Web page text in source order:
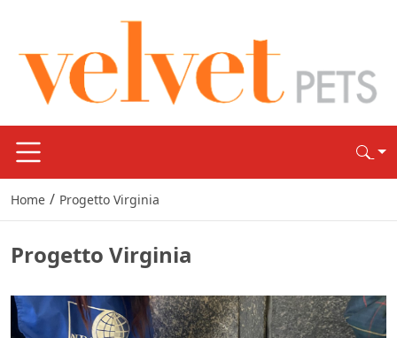
Home / Progetto Virginia
Progetto Virginia